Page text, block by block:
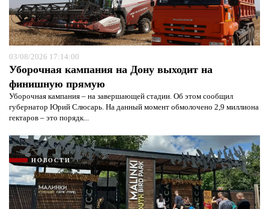
03/08/2026 17:14:00
Уборочная кампания на Дону выходит на
финишную прямую
Уборочная кампания – на завершающей стадии. Об этом сообщил
губернатор Юрий Слюсарь. На данный момент обмолочено 2,9 миллиона
гектаров – это порядк...
НОВОСТИ